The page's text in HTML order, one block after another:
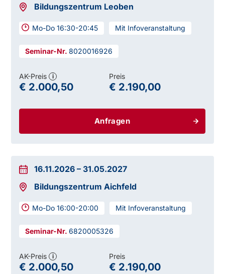
Bildungszentrum Leoben
Mo-Do 16:30-20:45 Mit Infoveranstaltung
8020016926
Anfragen
AK-Preis i
€ 2.000,50
Preis
€ 2.190,00
16.11.2026 – 31.05.2027
Bildungszentrum Aichfeld
Mo-Do 16:00-20:00 Mit Infoveranstaltung
6820005326
AK-Preis i
€ 2.000,50
Preis
€ 2.190,00